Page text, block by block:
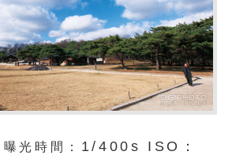
曝光時間： 1/400s ISO：